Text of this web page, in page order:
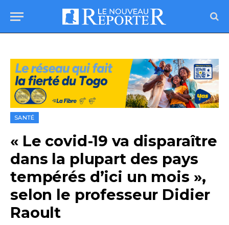
SANTÉ
« Le covid-19 va disparaître
dans la plupart des pays
tempérés d’ici un mois »,
selon le professeur Didier
Raoult